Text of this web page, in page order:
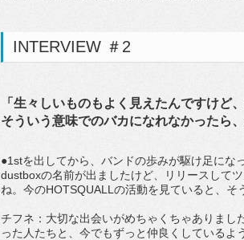
INTERVIEW ＃2
「生々しいものもよく見えたんですけど
そういう意味でのバカになれなかったら
●1stを出してから、バンドの歩みが駆け足に
dustboxの名前が出ましたけど、リリースして
ね。今のHOTSQUALLの活動を見ていると、そ
チフネ：大切な出会いがめちゃくちゃありま
った人たちと、今でもずっと仲良くしている